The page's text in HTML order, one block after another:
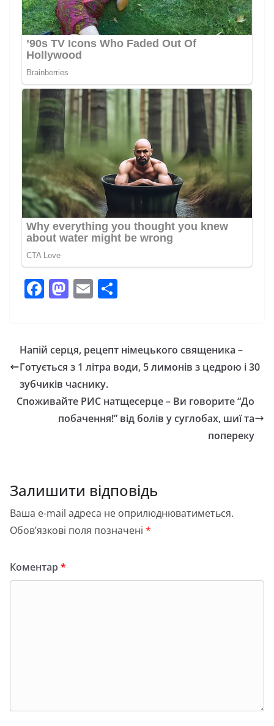
F
e
b
o
o
M
o
d
o
n
E
l л
и
и
с
Напій серця, рецепт німецького священика –
Готується з 1 літра води, 5 лимонів з цедрою і 30
зубчиків часнику.
Споживайте РИС натщесерце – Ви говорите “До
побачення!” від болів у суглобах, шиї та
попереку
Залишити відповідь
Ваша e-mail адреса не оприлюднюватиметься.
Обов’язкові поля позначені *
Коментар*